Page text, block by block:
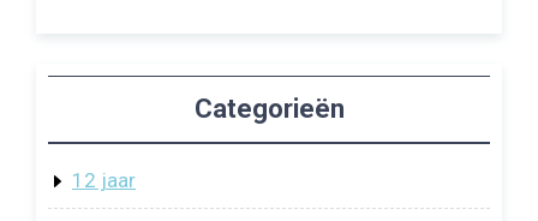
Categorieën
12 jaar